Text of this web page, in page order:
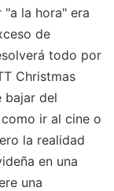
"a la hora" era
de
todo por
Christmas
bajar del
ir al cine o
la realidad
en una
una